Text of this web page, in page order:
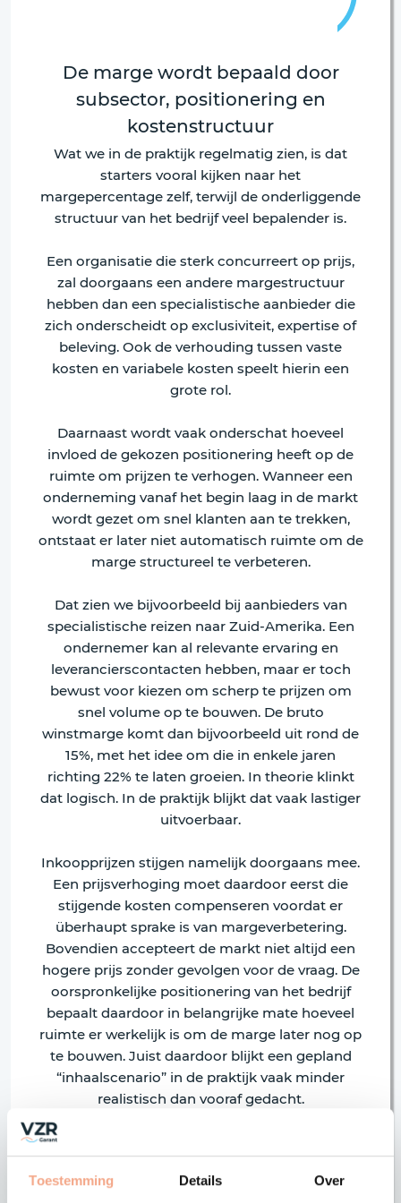
Toestemming Details Over
De marge wordt bepaald door
subsector, positionering en
kostenstructuur
Wat we in de praktijk regelmatig zien, is dat
starters vooral kijken naar het
margepercentage zelf, terwijl de onderliggende
structuur van het bedrijf veel bepalender is.
Een organisatie die sterk concurreert op prijs,
zal doorgaans een andere margestructuur
hebben dan een specialistische aanbieder die
zich onderscheidt op exclusiviteit, expertise of
beleving. Ook de verhouding tussen vaste
kosten en variabele kosten speelt hierin een
grote rol.
Daarnaast wordt vaak onderschat hoeveel
invloed de gekozen positionering heeft op de
ruimte om prijzen te verhogen. Wanneer een
onderneming vanaf het begin laag in de markt
wordt gezet om snel klanten aan te trekken,
ontstaat er later niet automatisch ruimte om de
marge structureel te verbeteren.
Dat zien we bijvoorbeeld bij aanbieders van
specialistische reizen naar Zuid-Amerika. Een
ondernemer kan al relevante ervaring en
leverancierscontacten hebben, maar er toch
bewust voor kiezen om scherp te prijzen om
snel volume op te bouwen. De bruto
winstmarge komt dan bijvoorbeeld uit rond de
15%, met het idee om die in enkele jaren
richting 22% te laten groeien. In theorie klinkt
dat logisch. In de praktijk blijkt dat vaak lastiger
uitvoerbaar.
Inkoopprijzen stijgen namelijk doorgaans mee.
Een prijsverhoging moet daardoor eerst die
stijgende kosten compenseren voordat er
überhaupt sprake is van margeverbetering.
Bovendien accepteert de markt niet altijd een
hogere prijs zonder gevolgen voor de vraag. De
oorspronkelijke positionering van het bedrijf
bepaalt daardoor in belangrijke mate hoeveel
ruimte er werkelijk is om de marge later nog op
te bouwen. Juist daardoor blijkt een gepland
“inhaalscenario” in de praktijk vaak minder
realistisch dan vooraf gedacht.
Lage of hoge marges zeggen op
zichzelf weinig over